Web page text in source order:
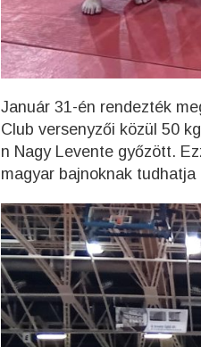
Január 31-én rendezték
Club versenyzői közül 50
n Nagy Levente győzött.
magyar bajnoknak tudhatja